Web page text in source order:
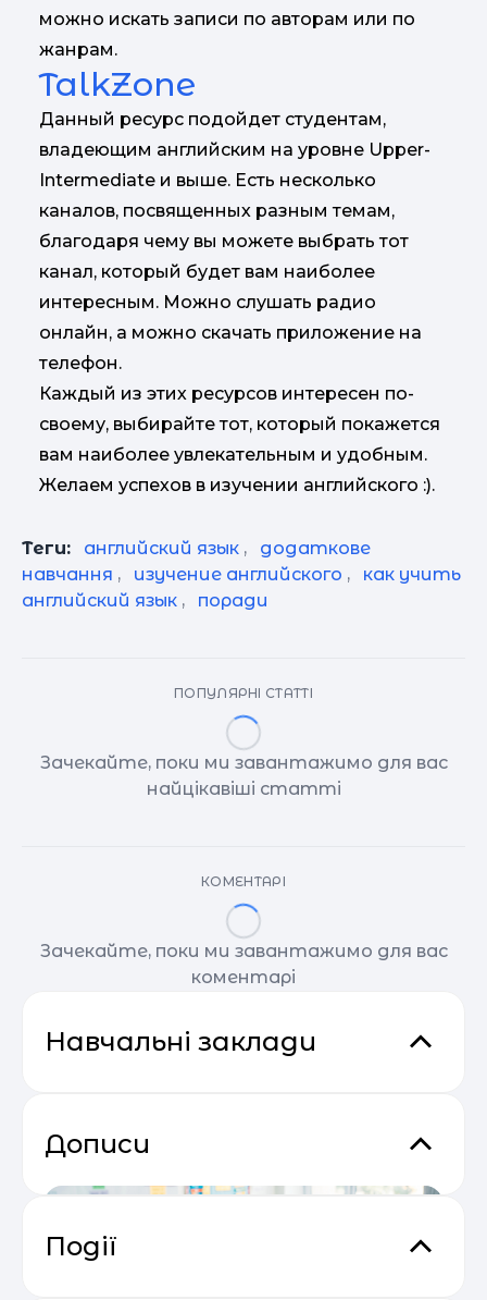
можно искать записи по авторам или по
жанрам.
TalkZone
Данный ресурс подойдет студентам,
владеющим английским на уровне Upper-
Intermediate и выше. Есть несколько
каналов, посвященных разным темам,
благодаря чему вы можете выбрать тот
канал, который будет вам наиболее
интересным. Можно слушать радио
онлайн, а можно скачать приложение на
телефон.
Каждый из этих ресурсов интересен по-
своему, выбирайте тот, который покажется
вам наиболее увлекательным и удобным.
Желаем успехов в изучении английского :).
Теги: английский язык ,
додаткове
навчання , изучение английского ,
как учить
английский язык , поради
ПОПУЛЯРНІ СТАТТІ
Зачекайте, поки ми завантажимо для вас
найцікавіші статті
КОМЕНТАРІ
Зачекайте, поки ми завантажимо для вас
коментарі
Навчальні заклади
Дописи
Події